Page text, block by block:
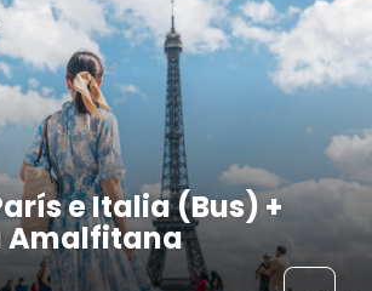
e Italia (Bus) +
Amalfitana